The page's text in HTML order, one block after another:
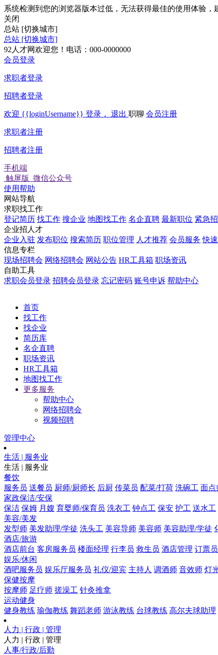
系统检测到您的浏览器版本过低，无法获得最佳的使用体验，
关闭
总站 [切换城市]
总站 [切换城市]
92人才网欢迎您！电话：000-0000000
会员登录
求职者登录
招聘者登录
欢迎 {{loginUsername}} 登录， 退出 职聊 会员注册
求职者注册
招聘者注册
手机端
触屏版 微信公众号
使用帮助
网站导航
求职找工作
登记简历 找工作 搜企业 地图找工作 名企直聘 最新职位 紧急
企业招人才
企业入驻 发布职位 搜索简历 职位管理 人才推荐 会员服务 快
信息专栏
现场招聘会 网络招聘会 网站公告 HR工具箱 职场资讯
自助工具
求职会员登录 招聘会员登录 忘记密码 账号申诉 帮助中心
首页
找工作
找企业
简历库
名企直聘
职场资讯
HR工具箱
地图找工作
更多服务
帮助中心
网络招聘会
视频招聘
管理中心
生活 | 服务业
生活 | 服务业
餐饮
服务员 送餐员 厨师/厨师长 后厨 传菜员 配菜/打荷 洗碗工 面点
家政保洁/安保
保洁 保姆 月嫂 育婴师/保育员 洗衣工 钟点工 保安 护工 送水工
美容/美发
发型师 美发助理/学徒 洗头工 美容导师 美容师 美容助理/学徒
酒店/旅游
酒店前台 客房服务员 楼面经理 行李员 救生员 酒店管理 订票员
娱乐/休闲
酒吧服务员 娱乐厅服务员 礼仪/迎宾 主持人 调酒师 音效师 灯
保健按摩
按摩师 足疗师 搓澡工 针灸推拿
运动健身
健身教练 瑜伽教练 舞蹈老师 游泳教练 台球教练 高尔夫球助理
人力 | 行政 | 管理
人力 | 行政 | 管理
人事/行政/后勤